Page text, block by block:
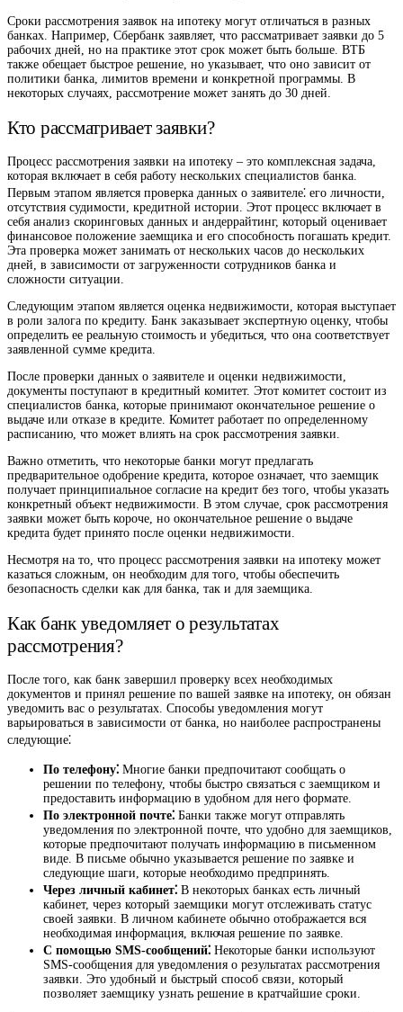
Сроки рассмотрения заявок на ипотеку могут отличаться в разных
банках. Например, Сбербанк заявляет, что рассматривает заявки до 5
рабочих дней, но на практике этот срок может быть больше. ВТБ
также обещает быстрое решение, но указывает, что оно зависит от
политики банка, лимитов времени и конкретной программы. В
некоторых случаях, рассмотрение может занять до 30 дней.
Кто рассматривает заявки?
Процесс рассмотрения заявки на ипотеку – это комплексная задача,
которая включает в себя работу нескольких специалистов банка.
Первым этапом является проверка данных о заявителе⁚ его личности,
отсутствия судимости, кредитной истории. Этот процесс включает в
себя анализ скоринговых данных и андеррайтинг, который оценивает
финансовое положение заемщика и его способность погашать кредит.
Эта проверка может занимать от нескольких часов до нескольких
дней, в зависимости от загруженности сотрудников банка и
сложности ситуации.
Следующим этапом является оценка недвижимости, которая выступает
в роли залога по кредиту. Банк заказывает экспертную оценку, чтобы
определить ее реальную стоимость и убедиться, что она соответствует
заявленной сумме кредита.
После проверки данных о заявителе и оценки недвижимости,
документы поступают в кредитный комитет. Этот комитет состоит из
специалистов банка, которые принимают окончательное решение о
выдаче или отказе в кредите. Комитет работает по определенному
расписанию, что может влиять на срок рассмотрения заявки.
Важно отметить, что некоторые банки могут предлагать
предварительное одобрение кредита, которое означает, что заемщик
получает принципиальное согласие на кредит без того, чтобы указать
конкретный объект недвижимости. В этом случае, срок рассмотрения
заявки может быть короче, но окончательное решение о выдаче
кредита будет принято после оценки недвижимости.
Несмотря на то, что процесс рассмотрения заявки на ипотеку может
казаться сложным, он необходим для того, чтобы обеспечить
безопасность сделки как для банка, так и для заемщика.
Как банк уведомляет о результатах
рассмотрения?
После того, как банк завершил проверку всех необходимых
документов и принял решение по вашей заявке на ипотеку, он обязан
уведомить вас о результатах. Способы уведомления могут
варьироваться в зависимости от банка, но наиболее распространены
следующие⁚
По телефону⁚ Многие банки предпочитают сообщать о
решении по телефону, чтобы быстро связаться с заемщиком и
предоставить информацию в удобном для него формате.
По электронной почте⁚ Банки также могут отправлять
уведомления по электронной почте, что удобно для заемщиков,
которые предпочитают получать информацию в письменном
виде. В письме обычно указывается решение по заявке и
следующие шаги, которые необходимо предпринять.
Через личный кабинет⁚ В некоторых банках есть личный
кабинет, через который заемщики могут отслеживать статус
своей заявки. В личном кабинете обычно отображается вся
необходимая информация, включая решение по заявке.
С помощью SMS-сообщений⁚ Некоторые банки используют
SMS-сообщения для уведомления о результатах рассмотрения
заявки. Это удобный и быстрый способ связи, который
позволяет заемщику узнать решение в кратчайшие сроки.